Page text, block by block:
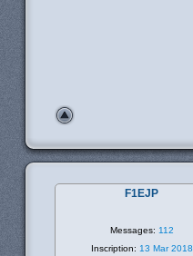
F1EJP
Messages: 112
Inscription: 13 Mar 2018